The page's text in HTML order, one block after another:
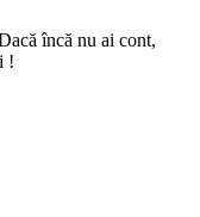
încă nu ai cont,
!